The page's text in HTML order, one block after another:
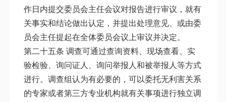
作日内提交委员会主任会议对报告进行审议，就有
关事实和结论做出认定，并提出处理意见、或由委
员会主任提起在全体委员会议上审议并决定。
第二十五条 调查可通过查询资料、现场查看、实
验检验、询问证人、询问举报人和被举报人等方式
进行。调查组认为有必要的，可以委托无利害关系
的专家或者第三方专业机构就有关事项进行独立调